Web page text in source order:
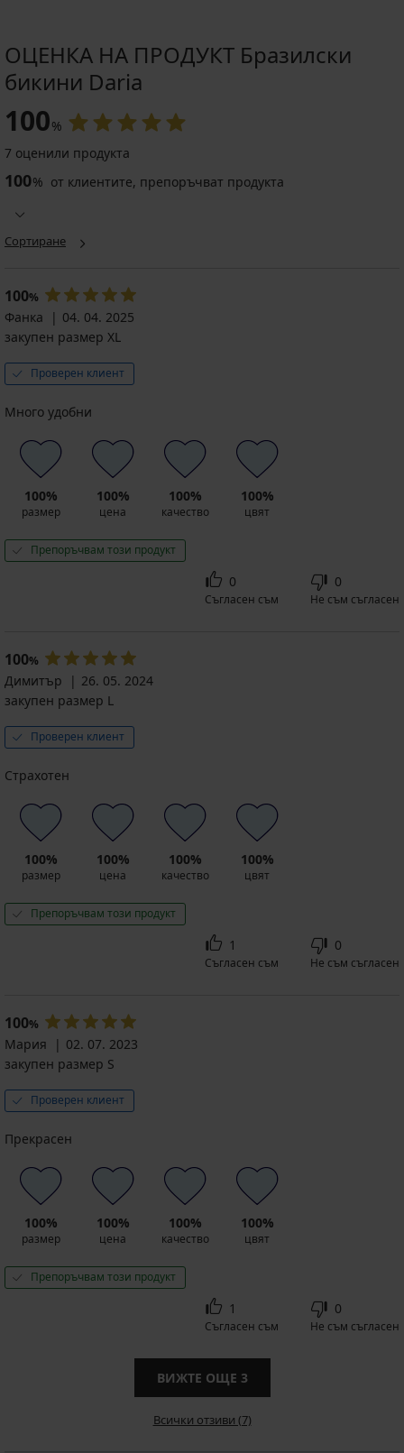
ОЦЕНКА НА ПРОДУКТ Бразилски
бикини Daria
100%
7 оценили продукта
100% от клиентите, препоръчват продукта
Сортиране
100%
Фанка
04. 04. 2025
закупен размер XL
Проверен клиент
Много удобни
100%
размер
100%
цена
100%
качество
100%
цвят
Препоръчвам този продукт
0
Съгласен съм
0
Не съм съгласен
100%
Димитър
26. 05. 2024
закупен размер L
Проверен клиент
Страхотен
100%
размер
100%
цена
100%
качество
100%
цвят
Препоръчвам този продукт
1
Съгласен съм
0
Не съм съгласен
100%
Мария
02. 07. 2023
закупен размер S
Проверен клиент
Прекрасен
100%
размер
100%
цена
100%
качество
100%
цвят
Препоръчвам този продукт
1
Съгласен съм
0
Не съм съгласен
ВИЖТЕ ОЩЕ 3
Всички отзиви (7)